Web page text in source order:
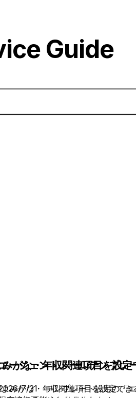
Guide
がな・年収関連項目を設
がな・年収関連項目を設定でき
追加可能になりました。
ージェントメールテンプレ
7/31 テンプレート設定の「エ
保存できるようになりました！